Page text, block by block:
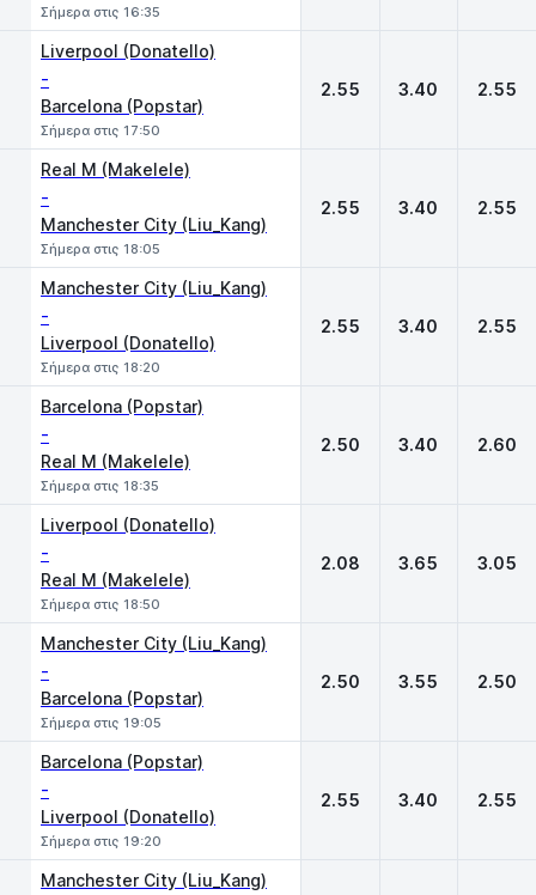
Σήμερα στις 16:35
Liverpool (Donatello)
-
Barcelona (Popstar)
Σήμερα στις 17:50
2.55 3.40 2.55
Real M (Makelele)
-
Manchester City (Liu_Kang)
Σήμερα στις 18:05
2.55 3.40 2.55
Manchester City (Liu_Kang)
-
Liverpool (Donatello)
Σήμερα στις 18:20
2.55 3.40 2.55
Barcelona (Popstar)
-
Real M (Makelele)
Σήμερα στις 18:35
2.50 3.40 2.60
Liverpool (Donatello)
-
Real M (Makelele)
Σήμερα στις 18:50
2.08 3.65 3.05
Manchester City (Liu_Kang)
-
Barcelona (Popstar)
Σήμερα στις 19:05
2.50 3.55 2.50
Barcelona (Popstar)
-
Liverpool (Donatello)
Σήμερα στις 19:20
2.55 3.40 2.55
Manchester City (Liu_Kang)